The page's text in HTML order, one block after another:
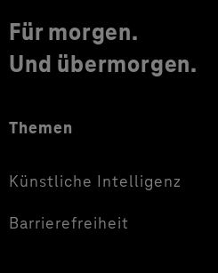
Für morgen.
Und übermorgen.
Themen
Künstliche Intelligenz
Barrierefreiheit